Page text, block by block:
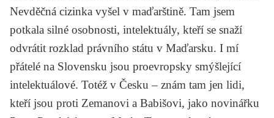
Nevděčná cizinka vyšel v maďarštině. Tam jsem
potkala silné osobnosti, intelektuály, kteří se snaží
odvrátit rozklad právního státu v Maďarsku. I mí
přátelé na Slovensku jsou proevropsky smýšlející
intelektuálové. Totéž v Česku – znám tam jen lidi,
kteří jsou proti Zemanovi a Babišovi, jako novinářku